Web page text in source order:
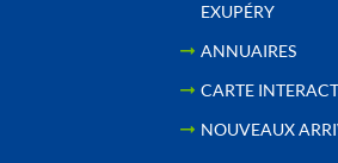
EXUPÉRY
ANNUAIRES
CARTE
NOUVEAUX